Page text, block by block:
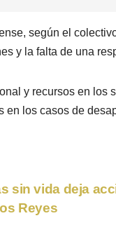
según el
y la falta de una
y recursos en los
en los casos de
sin vida deja
Reyes